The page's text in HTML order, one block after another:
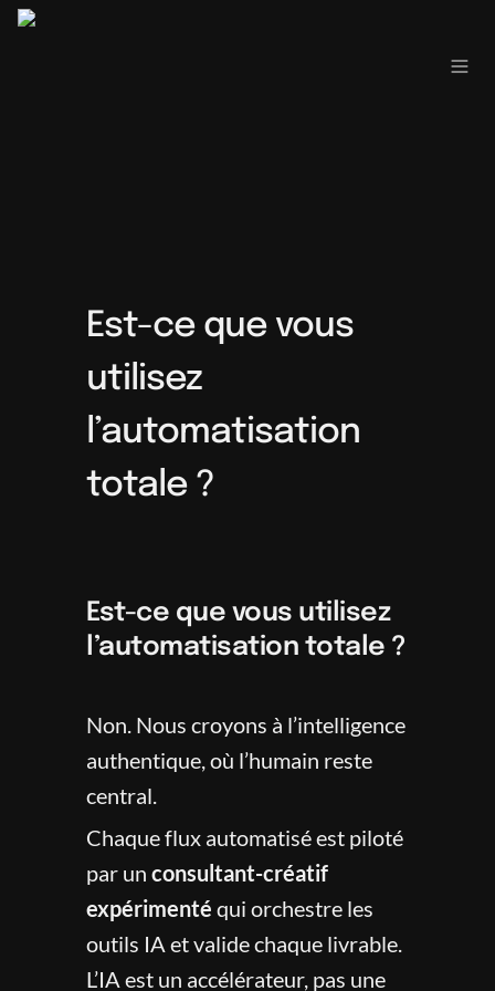
Est-ce que vous
utilisez
l’automatisation
totale ?
Est-ce que vous utilisez
l’automatisation totale ?
Non. Nous croyons à l’intelligence
authentique, où l’humain reste
central.
Chaque flux automatisé est piloté
par un consultant-créatif
expérimenté qui orchestre les
outils IA et valide chaque livrable.
L’IA est un accélérateur, pas une